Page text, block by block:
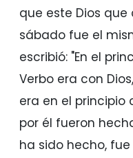
que este Dios que
sábado fue el
escribió: "En el
Verbo era con
era en el principio
por él fueron
ha sido hecho,